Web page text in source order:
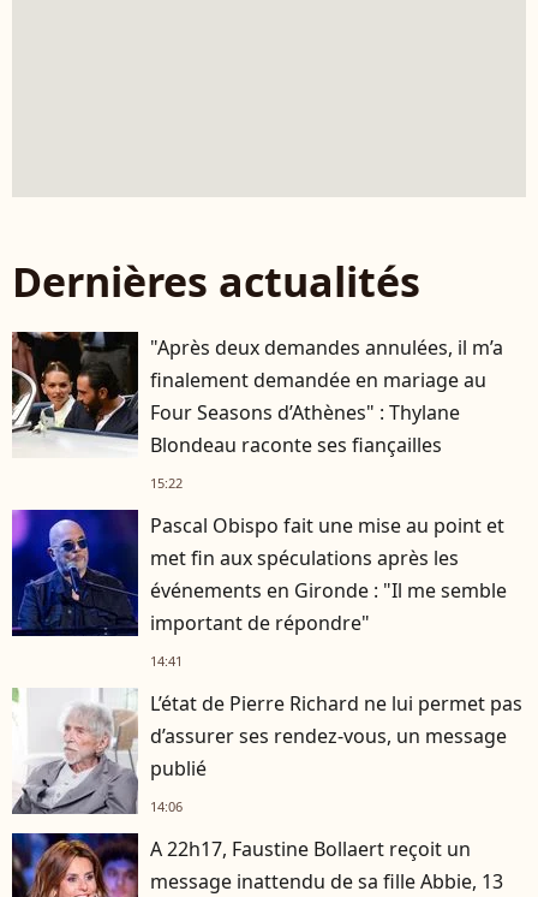
Dernières actualités
"Après deux demandes annulées, il m’a
finalement demandée en mariage au
Four Seasons d’Athènes" : Thylane
Blondeau raconte ses fiançailles
15:22
Pascal Obispo fait une mise au point et
met fin aux spéculations après les
événements en Gironde : "Il me semble
important de répondre"
14:41
L’état de Pierre Richard ne lui permet pas
d’assurer ses rendez-vous, un message
publié
14:06
A 22h17, Faustine Bollaert reçoit un
message inattendu de sa fille Abbie, 13